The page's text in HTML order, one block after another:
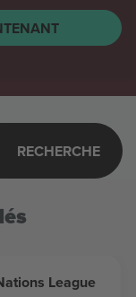
RECHERCHE
League